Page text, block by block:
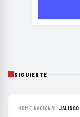
SIGUIENTE
HOME›NACIONAL ›JALISCO